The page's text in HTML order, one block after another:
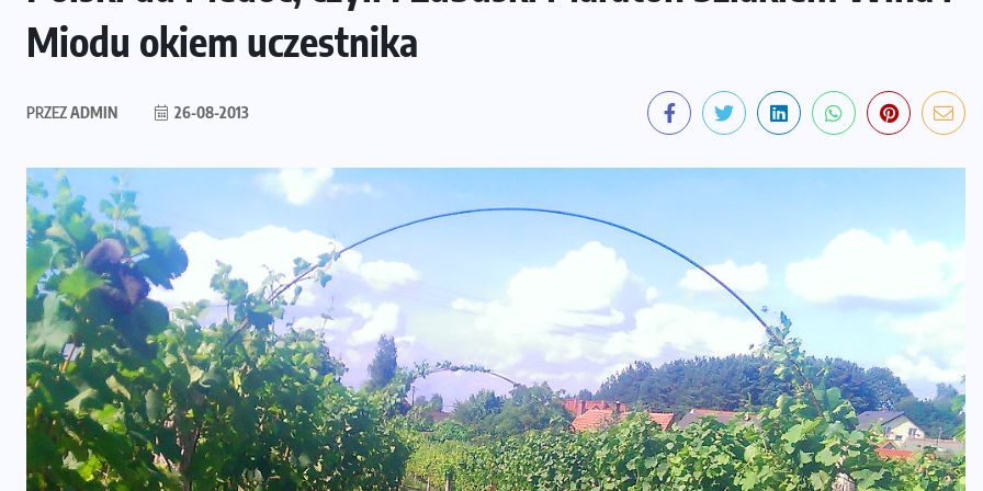
Miodu okiem uczestnika
PRZEZADMIN 26-08-2013